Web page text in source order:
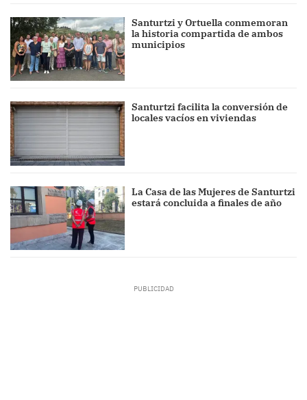
Santurtzi y Ortuella conmemoran
la historia compartida de ambos
municipios
Santurtzi facilita la conversión de
locales vacíos en viviendas
La Casa de las Mujeres de Santurtzi
estará concluida a finales de año